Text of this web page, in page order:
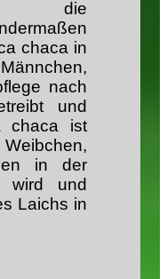
die
chaca in
nach
und
chaca ist
in der
wird und
Laichs in